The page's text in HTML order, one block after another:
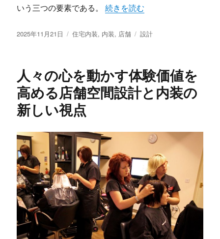
いう三つの要素である。“店舗づくりを成功に導くため
続きを読む
投
2025年11月21日
カ
ー
住宅内装, 内装, 店舗
タ
設計
人々の心を動かす体験価値を
高める店舗空間設計と内装の
新しい視点